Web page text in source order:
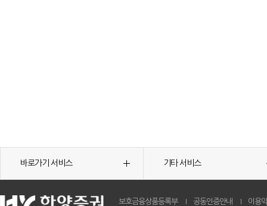
바로가기 서비스 기타 서비스
보호금융상품등록부 공동인증안내 이용